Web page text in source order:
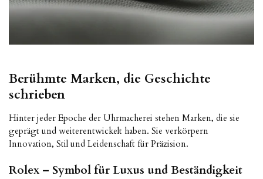
Berühmte Marken, die Geschichte
schrieben
Hinter jeder Epoche der Uhrmacherei stehen Marken, die sie
geprägt und weiterentwickelt haben. Sie verkörpern
Innovation, Stil und Leidenschaft für Präzision.
Rolex – Symbol für Luxus und Beständigkeit